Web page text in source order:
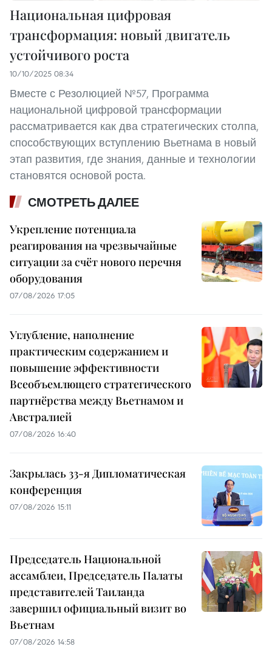
Национальная цифровая
трансформация: новый двигатель
устойчивого роста
10/10/2025 08:34
Вместе с Резолюцией №57, Программа
национальной цифровой трансформации
рассматривается как два стратегических столпа,
способствующих вступлению Вьетнама в новый
этап развития, где знания, данные и технологии
становятся основой роста.
СМОТРЕТЬ ДАЛЕЕ
Укрепление потенциала
реагирования на чрезвычайные
ситуации за счёт нового перечня
оборудования
07/08/2026 17:05
Углубление, наполнение
практическим содержанием и
повышение эффективности
Всеобъемлющего стратегического
партнёрства между Вьетнамом и
Австралией
07/08/2026 16:40
Закрылась 33-я Дипломатическая
конференция
07/08/2026 15:11
Председатель Национальной
ассамблеи, Председатель Палаты
представителей Таиланда
завершил официальный визит во
Вьетнам
07/08/2026 14:58